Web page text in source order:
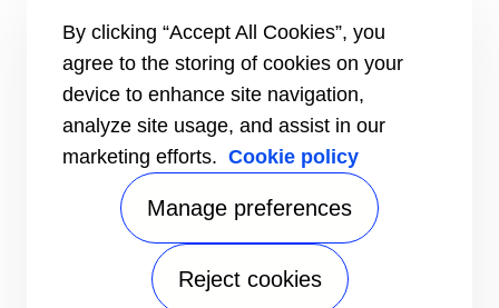
Карьера
Медиа-центр
Контакты отдела продаж
By clicking “Accept All Cookies”, you
agree to the storing of cookies on your
device to enhance site navigation,
analyze site usage, and assist in our
marketing efforts. Cookie policy
Manage preferences
Reject cookies